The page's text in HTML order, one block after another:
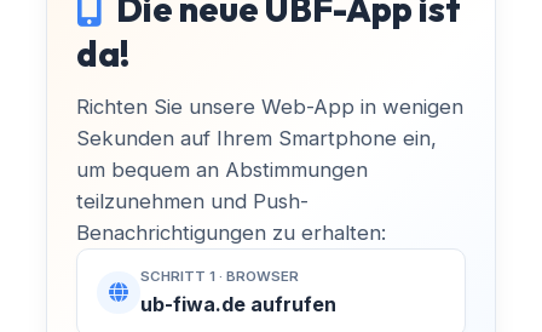
da!
Richten Sie unsere Web-App in wenigen
Sekunden auf Ihrem Smartphone ein,
um bequem an Abstimmungen
teilzunehmen und Push-
Benachrichtigungen zu erhalten:
SCHRITT 1 · BROWSER
ub-fiwa.de aufrufen
KATEGORIE
MACH MIT!
Finsterwalde aktiv
mitgestalten!
Kommunalpolitik entscheidet über den
Spielplatz um die Ecke, neue
Radwege und die Entwicklung unserer